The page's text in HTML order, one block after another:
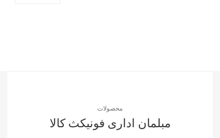
محصولات
مبلمان اداری فونیکث کالا